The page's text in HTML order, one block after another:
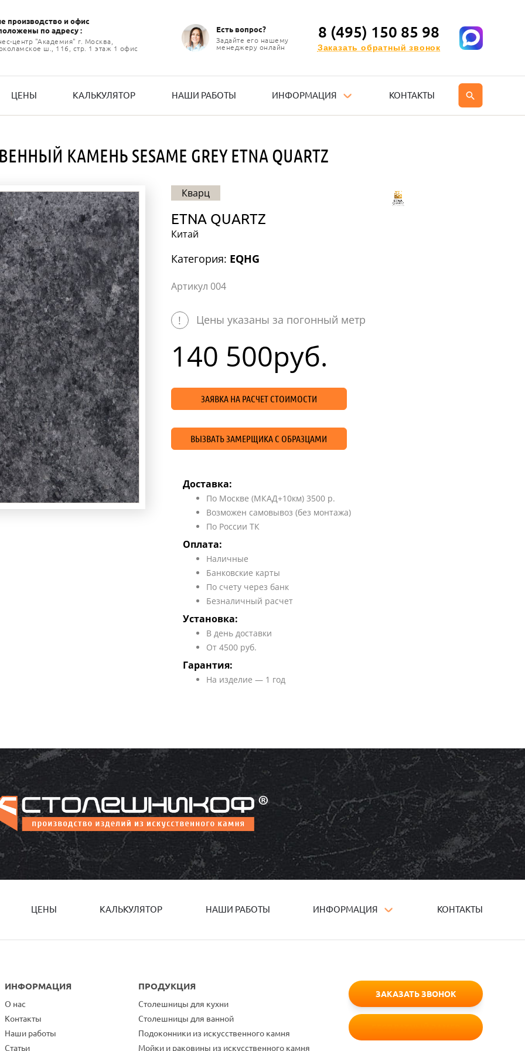
производство и офиc
по адресу :
центр "Академия" г. Москва,
ш., 116, стр. 1 этаж 1 офис
Есть вопрос?
Задайте его нашему
менеджеру онлайн
8 (495) 150 85 98
Заказать обратный звонок
ЦЕНЫ КАЛЬКУЛЯТОР НАШИ РАБОТЫ ИНФОРМАЦИЯ КОНТАКТЫ
КАМЕНЬ SESAME GREY ETNA QUARTZ
Кварц
ETNA QUARTZ
Китай
Категория: EQHG
Артикул 004
! Цены указаны за погонный метр
140 500руб.
ЗАЯВКА НА РАСЧЕТ СТОИМОСТИ
ВЫЗВАТЬ ЗАМЕРЩИКА С ОБРАЗЦАМИ
Доставка:
По Москве (МКАД+10км) 3500 р.
Возможен самовывоз (без монтажа)
По России ТК
Оплата:
Наличные
Банковские карты
По счету через банк
Безналичный расчет
Установка:
В день доставки
От 4500 руб.
Гарантия:
На изделие — 1 год
ЦЕНЫ КАЛЬКУЛЯТОР НАШИ РАБОТЫ ИНФОРМАЦИЯ КОНТАКТЫ
ИНФОРМАЦИЯ
О нас
Контакты
Наши работы
Статьи
ПРОДУКЦИЯ
Столешницы для кухни
Столешницы для ванной
Подоконники из искусственного камня
Мойки и раковины из искусственного камня
ЗАКАЗАТЬ ЗВОНОК